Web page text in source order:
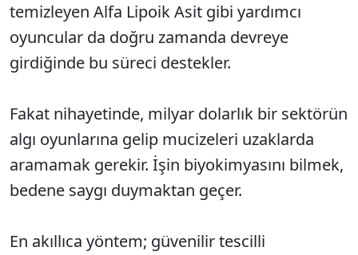
temizleyen Alfa Lipoik Asit gibi yardımcı
oyuncular da doğru zamanda devreye
girdiğinde bu süreci destekler.
Fakat nihayetinde, milyar dolarlık bir sektörün
algı oyunlarına gelip mucizeleri uzaklarda
aramamak gerekir. İşin biyokimyasını bilmek,
bedene saygı duymaktan geçer.
En akıllıca yöntem; güvenilir tescilli